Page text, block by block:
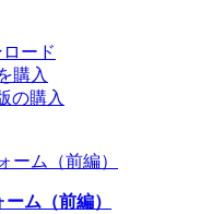
ード
購入
の購入
ム（前編）